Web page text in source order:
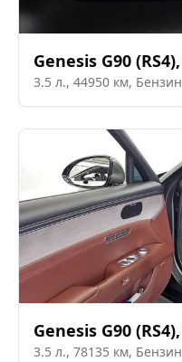
Genesis G90 (RS4),
3.5 л., 44950 км, Бензин
Genesis G90 (RS4),
3.5 л., 78135 км, Бензин